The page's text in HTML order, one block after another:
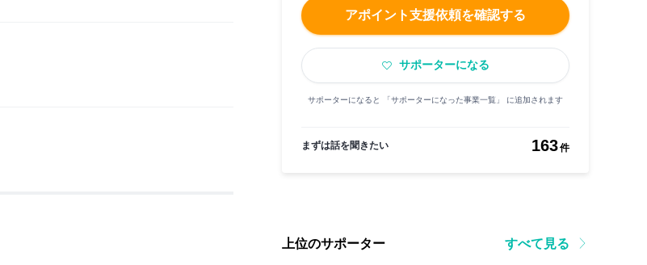
アポイント支援依頼を確認する
サポーターになる
サポーターになると 「サポーターになった事業一覧」 に追加されます
まずは話を聞きたい 163件
上位のサポーター すべて見る